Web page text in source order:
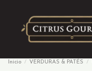
Inicio VERDURAS & PATÉS